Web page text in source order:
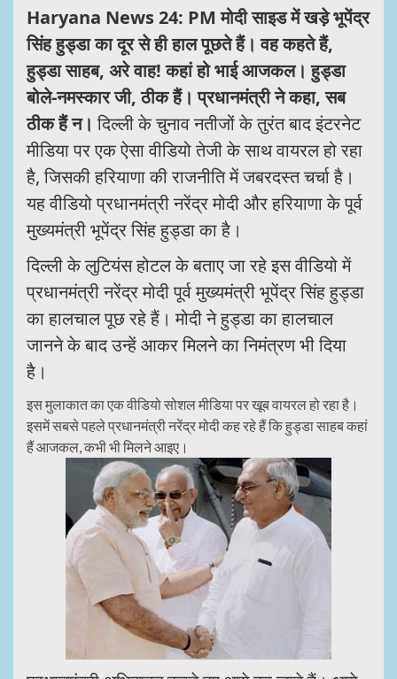
Haryana News 24: PM मोदी साइड में खड़े भूपेंद्र
सिंह हुड्डा का दूर से ही हाल पूछते हैं। वह कहते हैं,
हुड्डा साहब, अरे वाह! कहां हो भाई आजकल। हुड्डा
बोले-नमस्कार जी, ठीक हैं। प्रधानमंत्री ने कहा, सब
ठीक हैं न। दिल्ली के चुनाव नतीजों के तुरंत बाद इंटरनेट
मीडिया पर एक ऐसा वीडियो तेजी के साथ वायरल हो रहा
है, जिसकी हरियाणा की राजनीति में जबरदस्त चर्चा है।
यह वीडियो प्रधानमंत्री नरेंद्र मोदी और हरियाणा के पूर्व
मुख्यमंत्री भूपेंद्र सिंह हुड्डा का है।
दिल्ली के लुटियंस होटल के बताए जा रहे इस वीडियो में
प्रधानमंत्री नरेंद्र मोदी पूर्व मुख्यमंत्री भूपेंद्र सिंह हुड्डा
का हालचाल पूछ रहे हैं। मोदी ने हुड्डा का हालचाल
जानने के बाद उन्हें आकर मिलने का निमंत्रण भी दिया
है।
इस मुलाकात का एक वीडियो सोशल मीडिया पर खूब वायरल हो रहा है।
इसमें सबसे पहले प्रधानमंत्री नरेंद्र मोदी कह रहे हैं कि हुड्डा साहब कहां
हैं आजकल, कभी भी मिलने आइए।